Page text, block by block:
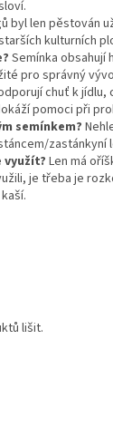
byl len pěstován
kulturních
Semínka obsahují
pro správný
chuť k
pomoci při
semínkem?
zastánkyní
využít? Len má
je třeba je
lišit.